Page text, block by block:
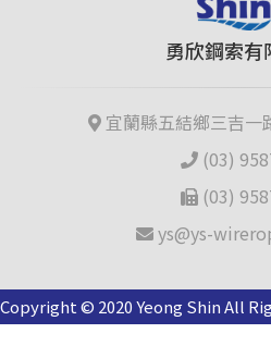
勇欣鋼索有
宜蘭縣五結鄉三吉一
(03)
(03)
ys@ys-
Copyright © 2020 Yeong Shin All